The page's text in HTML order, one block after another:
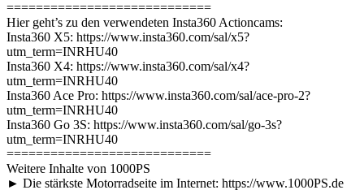
============================
Hier geht’s zu den verwendeten Insta360 Actioncams:
Insta360 X5: https://www.insta360.com/sal/x5?
utm_term=INRHU40
Insta360 X4: https://www.insta360.com/sal/x4?
utm_term=INRHU40
Insta360 Ace Pro: https://www.insta360.com/sal/ace-pro-2?
utm_term=INRHU40
Insta360 Go 3S: https://www.insta360.com/sal/go-3s?
utm_term=INRHU40
============================
Weitere Inhalte von 1000PS
► Die stärkste Motorradseite im Internet: https://www.1000PS.de